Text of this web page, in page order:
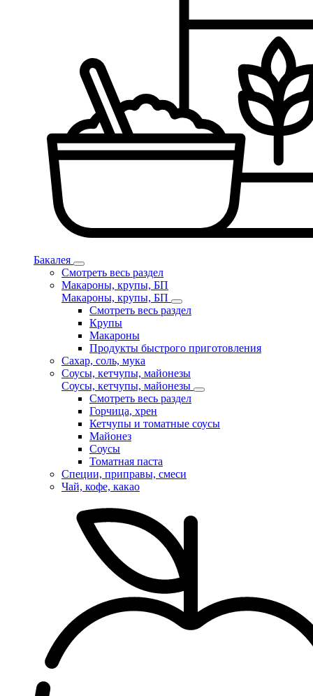
Бакалея
Смотреть весь раздел
Макароны, крупы, БП
Макароны, крупы, БП
Смотреть весь раздел
Крупы
Макароны
Продукты быстрого приготовления
Сахар, соль, мука
Соусы, кетчупы, майонезы
Соусы, кетчупы, майонезы
Смотреть весь раздел
Горчица, хрен
Кетчупы и томатные соусы
Майонез
Соусы
Томатная паста
Специи, приправы, смеси
Чай, кофе, какао